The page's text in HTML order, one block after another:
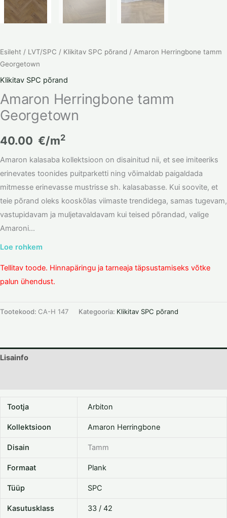
Esileht / LVT/SPC / Klikitav SPC põrand / Amaron Herringbone tamm
Georgetown
Klikitav SPC põrand
Amaron Herringbone tamm
Georgetown
40.00 €/m2
Amaron kalasaba kollektsioon on disainitud nii, et see imiteeriks
erinevates toonides puitparketti ning võimaldab paigaldada
mitmesse erinevasse mustrisse sh. kalasabasse. Kui soovite, et
teie põrand oleks kooskõlas viimaste trendidega, samas tugevam,
vastupidavam ja muljetavaldavam kui teised põrandad, valige
Amaroni...
Loe rohkem
Tellitav toode. Hinnapäringu ja tarneaja täpsustamiseks võtke
palun ühendust.
Tootekood: CA-H 147 Kategooria: Klikitav SPC põrand
Lisainfo
Tootja Arbiton
Kollektsioon Amaron Herringbone
Disain Tamm
Formaat Plank
Tüüp SPC
Kasutusklass 33 / 42